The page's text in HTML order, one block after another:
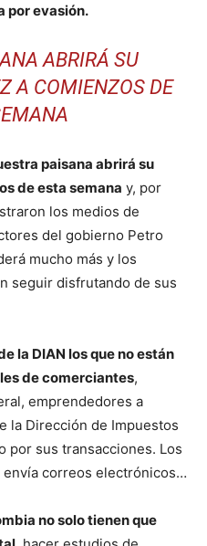
por evasión.
ABRIRÁ SU
A COMIENZOS DE
paisana abrirá su
de esta semana y, por
los medios de
del gobierno Petro
mucho más y los
seguir disfrutando de sus
la DIAN los que no están
de comerciantes,
emprendedores a
la Dirección de Impuestos
por sus transacciones. Los
envía correos electrónicos…
no solo tienen que